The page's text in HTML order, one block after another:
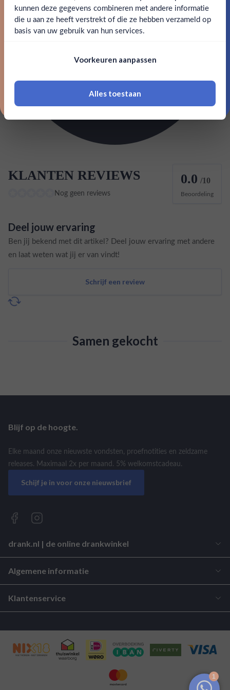
Ja Nee
18 jaar of ouder zijn
Merk Merlet
Kleurstoffen
Classificatie Cognac & Co
KLANTEN REVIEWS
Nog geen reviews
0.0 /10
Beoordeling
Deel jouw ervaring
Ben jij bekend met dit artikel? Deel jouw ervaring met andere
en laat weten wat jij er van vindt!
Schrijf een review
Samen gekocht
drank.nl | de online drankwinkel
Algemene informatie
Klantenservice
Blijf op de hoogte.
Elke maand onze nieuwste vondsten, proefnotities en zeldzame
releases. Maximaal 2x per maand. 5% welkomstcadeau.
Schijf je in voor onze nieuwsbrief
kunnen deze gegevens combineren met andere informatie
die u aan ze heeft verstrekt of die ze hebben verzameld op
basis van uw gebruik van hun services.
Voorkeuren aanpassen
Alles toestaan
Claim mijn korting